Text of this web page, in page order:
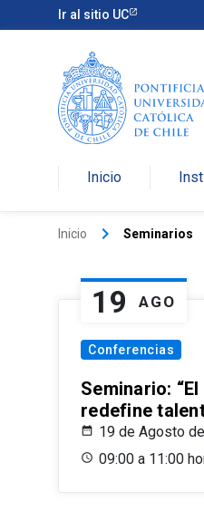
Ir al sitio UC
Inicio
Inicio keyboard_arrow_right Seminarios
19 AGO
Conferencias
Seminario:
redefine
19 de Agosto
09:00 a 11:00